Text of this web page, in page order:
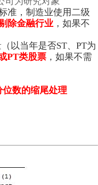
准，制造业使用二级
除金融行业 ，如果不
以当年是否ST、PT为
PT类股票 ，如果不需
数的缩尾处理